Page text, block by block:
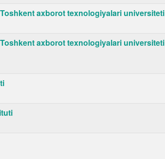
axborot texnologiyalari universiteti
axborot texnologiyalari universiteti